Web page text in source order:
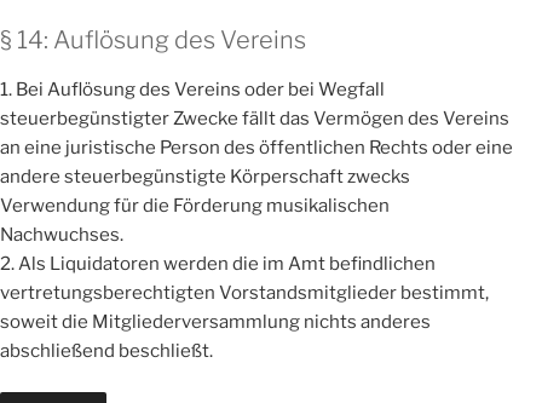
§ 14: Auflösung des Vereins
1. Bei Auflösung des Vereins oder bei Wegfall
steuerbegünstigter Zwecke fällt das Vermögen des Vereins
an eine juristische Person des öffentlichen Rechts oder eine
andere steuerbegünstigte Körperschaft zwecks
Verwendung für die Förderung musikalischen
Nachwuchses.
2. Als Liquidatoren werden die im Amt befindlichen
vertretungsberechtigten Vorstandsmitglieder bestimmt,
soweit die Mitgliederversammlung nichts anderes
abschließend beschließt.